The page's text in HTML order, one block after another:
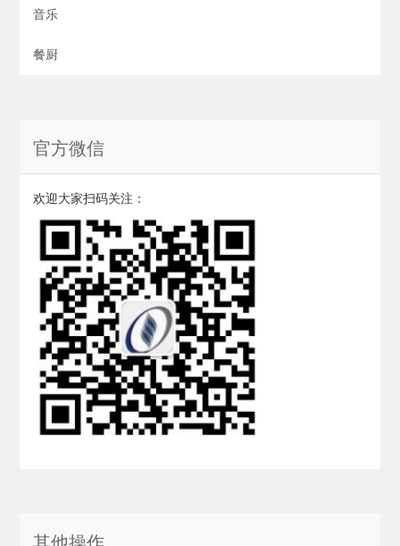
音乐
餐厨
官方微信
欢迎大家扫码关注：